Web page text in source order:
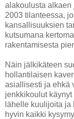
alakoulusta alkaen
2003 tilanteessa,
kansallisuuksien
kutsumana
rakentamisesta
Näin jälkikäteen
hollantilaisen
asiallisesti ja ehkä
jenkkikoulut
lähelle kuulijoita ja
hyvin kaikki